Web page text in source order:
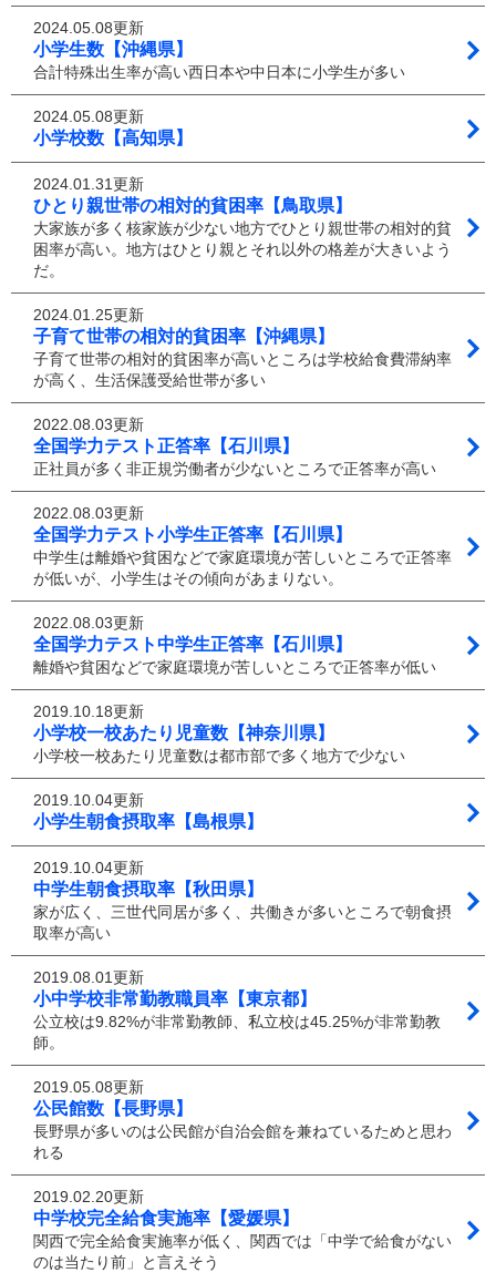
2024.05.08更新
小学生数【沖縄県】
合計特殊出生率が高い西日本や中日本に小学生が多い
2024.05.08更新
小学校数【高知県】
2024.01.31更新
ひとり親世帯の相対的貧困率【鳥取県】
大家族が多く核家族が少ない地方でひとり親世帯の相対的貧
困率が高い。地方はひとり親とそれ以外の格差が大きいよう
だ。
2024.01.25更新
子育て世帯の相対的貧困率【沖縄県】
子育て世帯の相対的貧困率が高いところは学校給食費滞納率
が高く、生活保護受給世帯が多い
2022.08.03更新
全国学力テスト正答率【石川県】
正社員が多く非正規労働者が少ないところで正答率が高い
2022.08.03更新
全国学力テスト小学生正答率【石川県】
中学生は離婚や貧困などで家庭環境が苦しいところで正答率
が低いが、小学生はその傾向があまりない。
2022.08.03更新
全国学力テスト中学生正答率【石川県】
離婚や貧困などで家庭環境が苦しいところで正答率が低い
2019.10.18更新
小学校一校あたり児童数【神奈川県】
小学校一校あたり児童数は都市部で多く地方で少ない
2019.10.04更新
小学生朝食摂取率【島根県】
2019.10.04更新
中学生朝食摂取率【秋田県】
家が広く、三世代同居が多く、共働きが多いところで朝食摂
取率が高い
2019.08.01更新
小中学校非常勤教職員率【東京都】
公立校は9.82%が非常勤教師、私立校は45.25%が非常勤教
師。
2019.05.08更新
公民館数【長野県】
長野県が多いのは公民館が自治会館を兼ねているためと思わ
れる
2019.02.20更新
中学校完全給食実施率【愛媛県】
関西で完全給食実施率が低く、関西では「中学で給食がない
のは当たり前」と言えそう